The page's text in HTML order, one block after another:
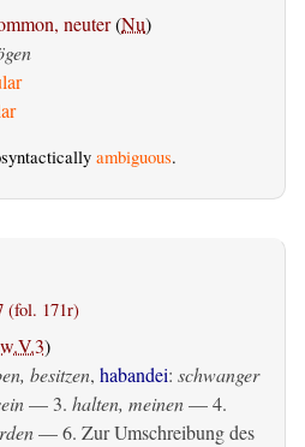
neuter(Nu)
ambiguous.
(fol. 171r)
)
besitzen, habandei: schwanger
— 3. halten, meinen— 4.
— 6. Zur Umschreibung des